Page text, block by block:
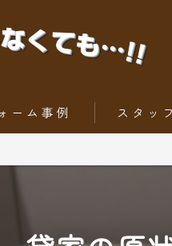
ーム事例
だけリフォーム
スタッ